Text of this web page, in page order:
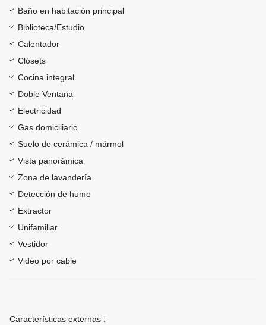
Baño en habitación principal
Biblioteca/Estudio
Calentador
Clósets
Cocina integral
Doble Ventana
Electricidad
Gas domiciliario
Suelo de cerámica / mármol
Vista panorámica
Zona de lavandería
Detección de humo
Extractor
Unifamiliar
Vestidor
Video por cable
Características externas :